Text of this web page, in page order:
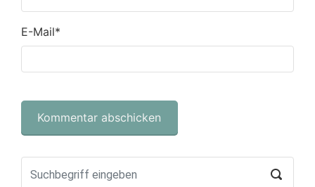
E-Mail*